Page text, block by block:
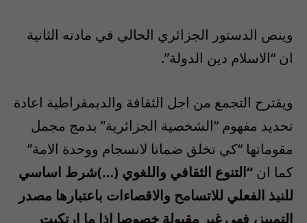
وينص الدستور الجزائري الحالي في مادته الثانية
ان “الاسلام دين الدولة”.
ويقترح التجمع من اجل الثقافة والديمقراطية اعادة
تحديد مفهوم “الشخصية الجزائرية” بدمج مجمل
مقوماتها “كي تخلق ضمانا لانسجام ووحدة الامة”
كما ان “التنوع الثقافي واللغوي (…)شرط اساسي
للنبذ الفعلي للاتسامح والاقصاءات باعتبارها مصدر
التمييز، فهي غير مقبولة خصوصا إذا ما ارتكبت